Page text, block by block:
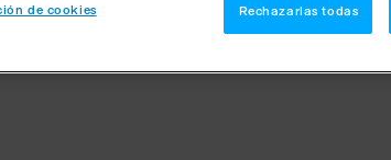
de cookies Rechazarlas todas